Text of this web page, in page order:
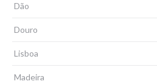
Dão
Douro
Lisboa
Madeira